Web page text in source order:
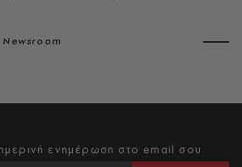
Newsroom
ενημέρωση στο email σου